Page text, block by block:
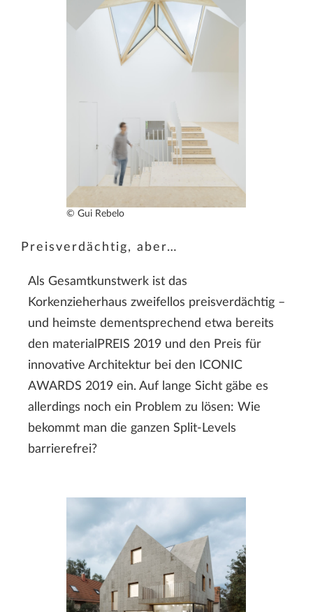
© Gui Rebelo
Preisverdächtig, aber…
Als Gesamtkunstwerk ist das
Korkenzieherhaus zweifellos preisverdächtig –
und heimste dementsprechend etwa bereits
den materialPREIS 2019 und den Preis für
innovative Architektur bei den ICONIC
AWARDS 2019 ein. Auf lange Sicht gäbe es
allerdings noch ein Problem zu lösen: Wie
bekommt man die ganzen Split-Levels
barrierefrei?